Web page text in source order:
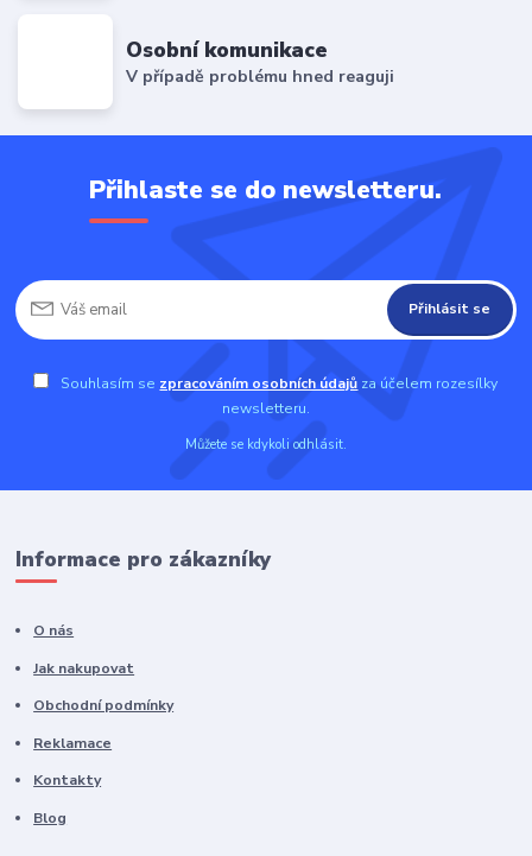
Osobní komunikace
V případě problému hned reaguji
Přihlaste se do newsletteru.
Přihlásit se
Souhlasím se zpracováním osobních údajů za účelem rozesílky
newsletteru.
Můžete se kdykoli odhlásit.
Informace pro zákazníky
O nás
Jak nakupovat
Obchodní podmínky
Reklamace
Kontakty
Blog